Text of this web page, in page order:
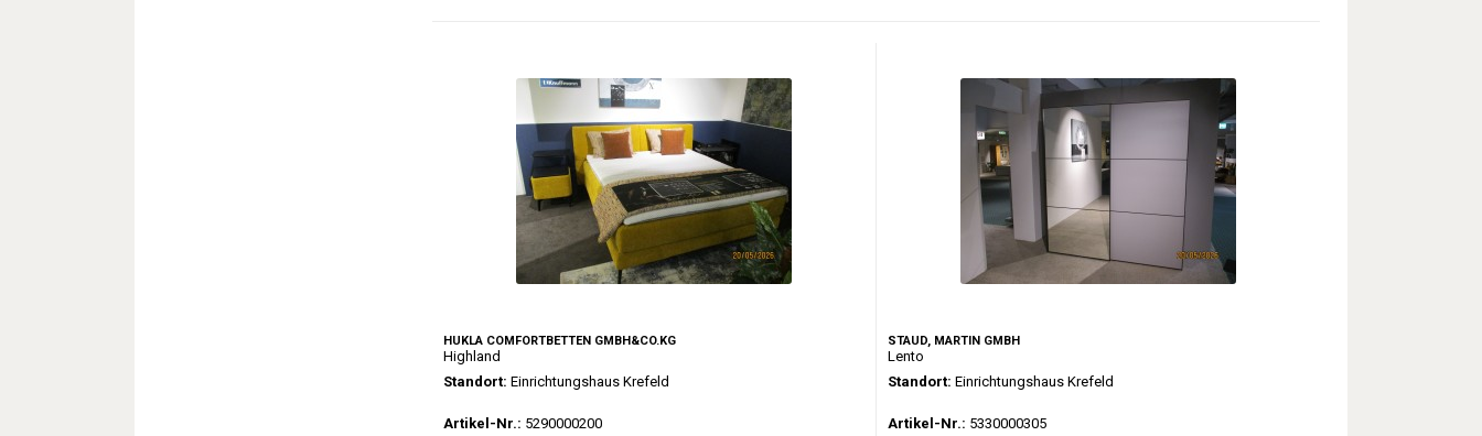
HUKLA COMFORTBETTEN GMBH&CO.KG
Highland
Standort: Einrichtungshaus Krefeld
Artikel-Nr.: 5290000200
STAUD, MARTIN GMBH
Lento
Standort: Einrichtungshaus Krefeld
Artikel-Nr.: 5330000305